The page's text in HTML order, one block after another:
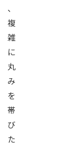
、
複
雑
に
丸
み
を
帯
び
た